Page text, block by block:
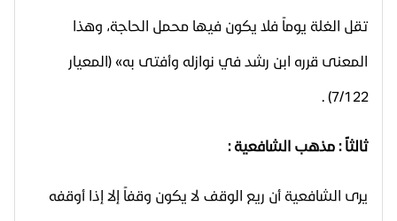
تقل الغلة يوماً فلا يكون فيها محمل الحاجة، وهذا
المعنى قرره ابن رشد في نوازله وأفتى به» (المعيار
7/122) .
ثالثاً : مذهب الشافعية :
يرى الشافعية أن ريع الوقف لا يكون وقفاً إلا إذا أوقفه